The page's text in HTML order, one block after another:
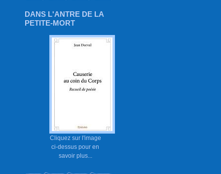
DANS L'ANTRE DE LA
PETITE-MORT
Cliquez sur l'image
ci-dessus pour en
savoir plus...